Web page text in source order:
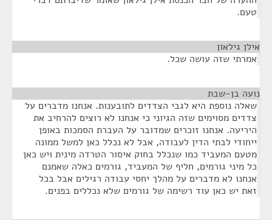
טעם.
אילן גילאון
אמרתי שזה עושה שכל.
נועה בן-שבת
שאלה נוספת היא לגבי הצדדים לתובענות. אנחנו מדברים על
צדדים מסוימים שזה הגיוני כי אנחנו לא רוצים להרחיב את
היריעה. אנחנו זוכרים שמדובר על העברת הסמכות באופן
ייחודי לבתי הדין לעבודה, אבל לא נכלל כאן למשל ממונה
מטעם המעביד כמו שנכלל בחוק איסור הטרדה מינית ויש כאן
כל מיני גורמים, חליף של המעביד, גורמים כאלה שאמנם
אנחנו לא מדברים על מהלך יחסי עבודה רגילים אבל בכל
זאת יש כאן עוד רשימה של גורמים שלא נכללים בפנים.